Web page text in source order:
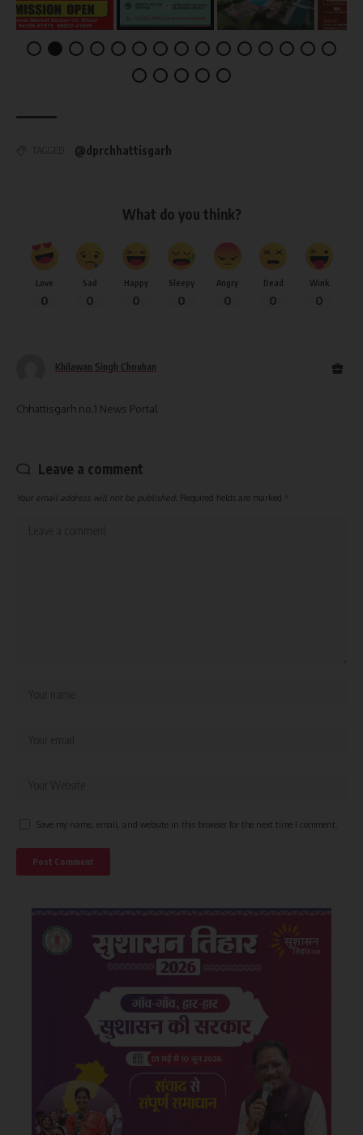
@dprchhattisgarh
What do you think?
Love
0
Sad
0
Happy
0
Sleepy
0
Angry
0
Dead
0
Wink
0
Khilawan Singh Chouhan
Chhattisgarh no.1 News Portal
Leave a comment
Your email address will not be published. Required fields are marked *
Save my name, email, and website in this browser for the next time I comment.